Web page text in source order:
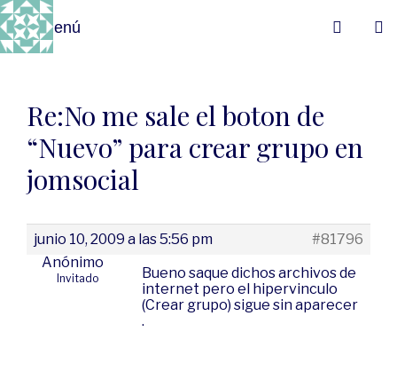
Menú
Re:No me sale el boton de
“Nuevo” para crear grupo en
jomsocial
junio 10, 2009 a las 5:56 pm
#81796
Anónimo
Invitado
Bueno saque dichos archivos de
internet pero el hipervinculo
(Crear grupo) sigue sin aparecer
.